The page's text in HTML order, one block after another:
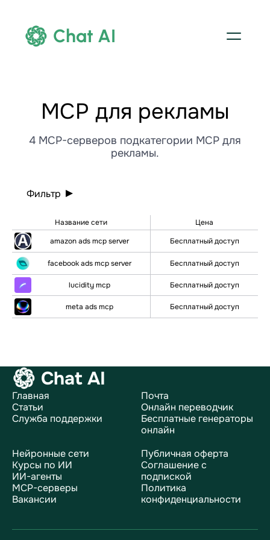
Chat AI
МСР для рекламы
4 MCP-серверов подкатегории МСР для
рекламы.
Фильтр
Название сети
Цена
amazon ads mcp server
Бесплатный доступ
facebook ads mcp server Бесплатный доступ
lucidity mcp Бесплатный доступ
meta ads mcp Бесплатный доступ
Chat AI
Главная
Статьи
Служба поддержки
Почта
Онлайн переводчик
Бесплатные генераторы
онлайн
Нейронные сети
Курсы по ИИ
ИИ-агенты
MCP-серверы
Вакансии
Публичная оферта
Соглашение с
подпиской
Политика
конфиденциальности